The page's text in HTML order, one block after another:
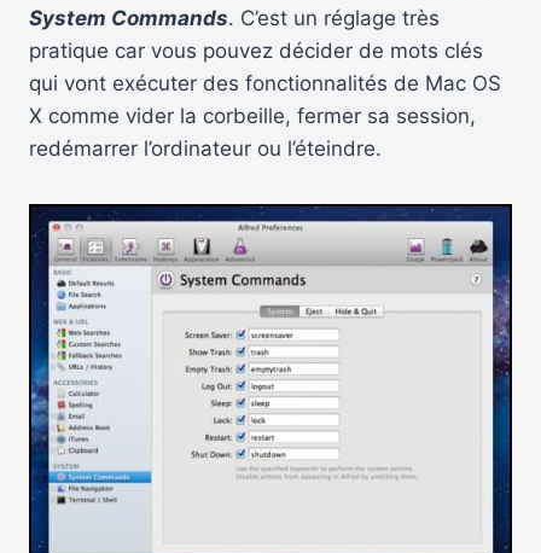
System Commands. C’est un réglage très
pratique car vous pouvez décider de mots clés
qui vont exécuter des fonctionnalités de Mac OS
X comme vider la corbeille, fermer sa session,
redémarrer l’ordinateur ou l’éteindre.